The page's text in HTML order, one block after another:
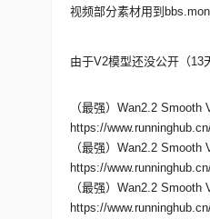
视频部分素材用到
由于V2模型还没公开（13
（最强）Wan2.2 Smooth
https://
（最强）Wan2.2
https://
（最强）Wan2.2
https://